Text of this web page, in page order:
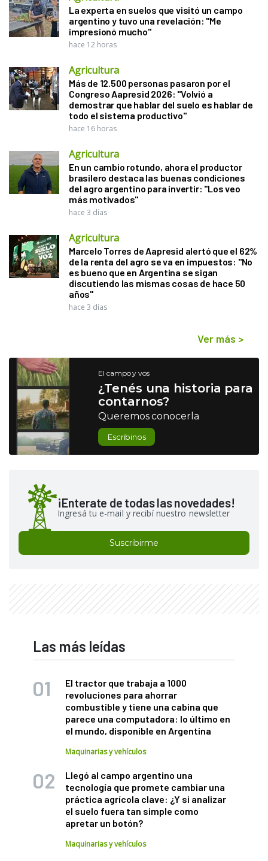
La experta en suelos que visitó un campo
argentino y tuvo una revelación: "Me
impresionó mucho"
hace 12 horas
Agricultura
Más de 12.500 personas pasaron por el
Congreso Aapresid 2026: "Volvió a
demostrar que hablar del suelo es hablar de
todo el sistema productivo"
hace 16 horas
Agricultura
En un cambio rotundo, ahora el productor
brasilero destaca las buenas condiciones
del agro argentino para invertir: "Los veo
más motivados"
hace 3 días
Agricultura
Marcelo Torres de Aapresid alertó que el 62%
de la renta del agro se va en impuestos: "No
es bueno que en Argentina se sigan
discutiendo las mismas cosas de hace 50
años"
hace 3 días
Ver más >
El campo y vos
¿Tenés una historia para
contarnos?
Queremos conocerla
Escribinos
¡Enterate de todas las novedades!
Ingresá tu e-mail y recibí nuestro newsletter
Suscribirme
Las más leídas
El tractor que trabaja a 1000
revoluciones para ahorrar
combustible y tiene una cabina que
parece una computadora: lo último en
el mundo, disponible en Argentina
Maquinarias y vehículos
Llegó al campo argentino una
tecnología que promete cambiar una
práctica agrícola clave: ¿Y si analizar
el suelo fuera tan simple como
apretar un botón?
Maquinarias y vehículos